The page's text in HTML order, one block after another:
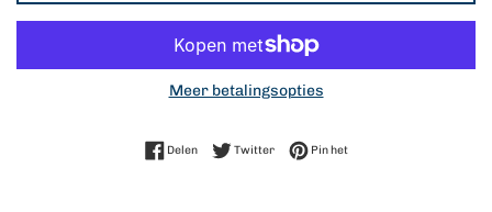
Meer betalingsopties
DelenDelen op Facebook
TwitterTwitteren op Twitter
Pin hetPinnen op Pinterest